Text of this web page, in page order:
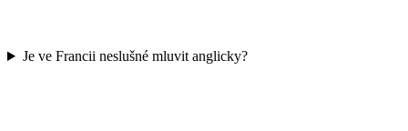
Je ve Francii neslušné mluvit anglicky?